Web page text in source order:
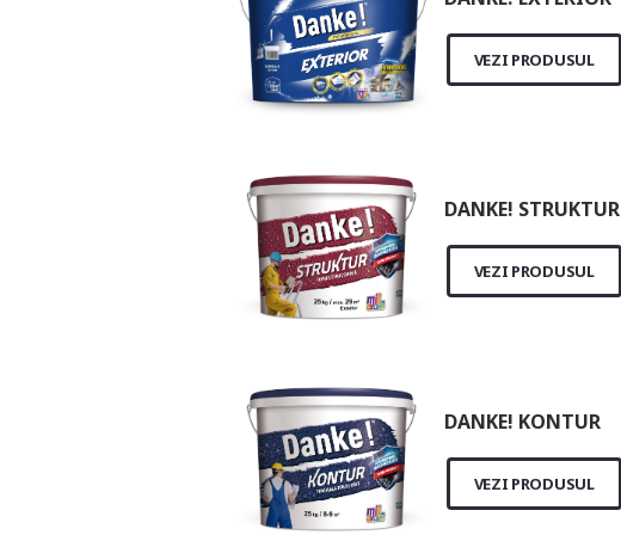
VEZI PRODUSUL
DANKE! STRUKTUR
VEZI PRODUSUL
DANKE! KONTUR
VEZI PRODUSUL